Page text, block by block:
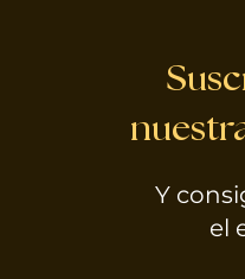
Y
el